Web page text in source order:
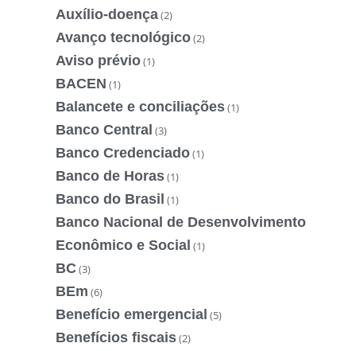
Auxílio-doença(2)
Avanço tecnológico(2)
Aviso prévio(1)
BACEN (1)
Balancete e conciliações(1)
Banco Central (3)
Banco Credenciado(1)
Banco de Horas(1)
Banco do Brasil (1)
Banco Nacional de Desenvolvimento
Econômico e Social (1)
BC(3)
BEm (6)
Benefício emergencial (5)
Benefícios fiscais(2)